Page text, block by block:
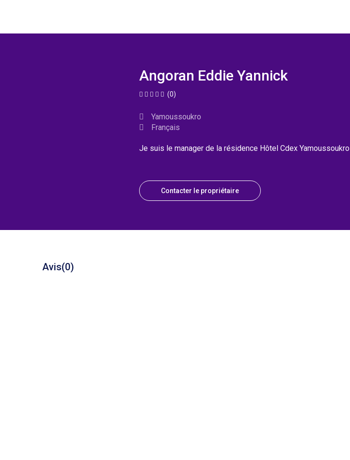
Angoran Eddie Yannick
(0)
Yamoussoukro
Français
Je suis le manager de la résidence Hôtel Cdex Yamoussoukro
Contacter le propriétaire
Avis(0)